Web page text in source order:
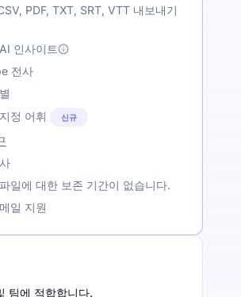
PDF, TXT, SRT, VTT 내보내기
인사이트
전사
정 어휘
신규
일에 대한 보존 기간이 없습니다.
일 지원
팀에 적합합니다.